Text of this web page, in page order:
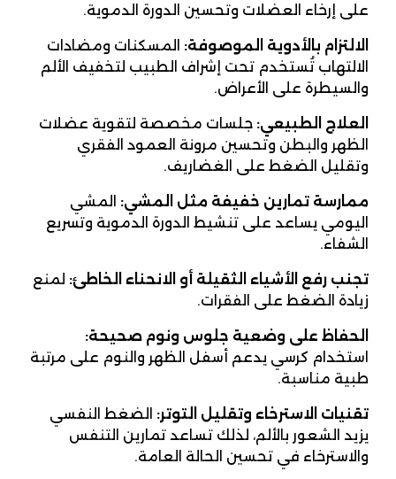
على إرخاء العضلات وتحسين الدورة الدموية.
الالتزام بالأدوية الموصوفة: المسكنات ومضادات
الالتهاب تُستخدم تحت إشراف الطبيب لتخفيف الألم
والسيطرة على الأعراض.
العلاج الطبيعي: جلسات مخصصة لتقوية عضلات
الظهر والبطن وتحسين مرونة العمود الفقري
وتقليل الضغط على الغضاريف.
ممارسة تمارين خفيفة مثل المشي: المشي
اليومي يساعد على تنشيط الدورة الدموية وتسريع
الشفاء.
تجنب رفع الأشياء الثقيلة أو الانحناء الخاطئ: لمنع
زيادة الضغط على الفقرات.
الحفاظ على وضعية جلوس ونوم صحيحة:
استخدام كرسي يدعم أسفل الظهر والنوم على مرتبة
طبية مناسبة.
تقنيات الاسترخاء وتقليل التوتر: الضغط النفسي
يزيد الشعور بالألم، لذلك تساعد تمارين التنفس
والاسترخاء في تحسين الحالة العامة.